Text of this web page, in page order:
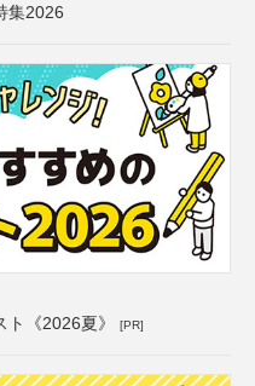
集2026
ト《2026夏》 [PR]